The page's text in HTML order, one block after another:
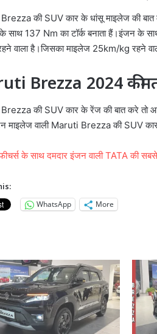
की SUV कार के धांसू माइलेज की
के साथ 137 Nm का टॉर्क बनाता हैं।इंजन के
वाला है।जिसका माइलेज 25km/kg रहने
Brezza 2024
की SUV कार के रेंज की बात करे तो
माइलेज वाली Maruti Brezza की SUV
के साथ दमदार इंजन वाली TATA की
WhatsApp
More